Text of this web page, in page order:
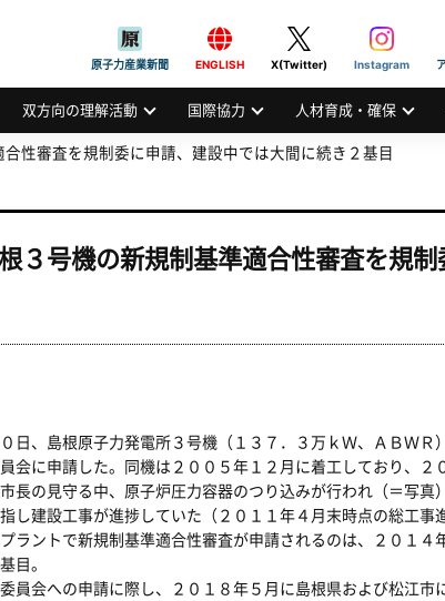
INDUSTRIAL FORUM, INC.
原子力産業新聞 ENGLISH X(Twitter) Instagram
双方向の理解活動 国際協力 人材育成・確保
性審査を規制委に申請、建設中では大間に続き２基目
３号機の新規制基準適合性審査を規
日、島根原子力発電所３号機（１３７．３万ｋＷ、ＡＢＷＲ
会に申請した。同機は２００５年１２月に着工しており、２
長の見守る中、原子炉圧力容器のつり込みが行われ（＝写真
し建設工事が進捗していた（２０１１年４月末時点の総工事
ラントで新規制基準適合性審査が申請されるのは、２０１４
目。
員会への申請に際し、２０１８年５月に島根県および松江市